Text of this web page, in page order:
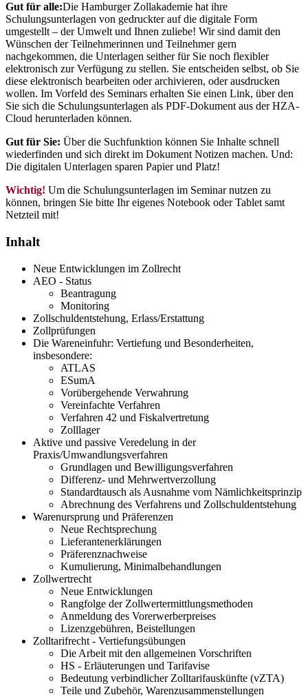
Gut für alle:Die Hamburger Zollakademie hat ihre
Schulungsunterlagen von gedruckter auf die digitale Form
umgestellt – der Umwelt und Ihnen zuliebe! Wir sind damit den
Wünschen der Teilnehmerinnen und Teilnehmer gern
nachgekommen, die Unterlagen seither für Sie noch flexibler
elektronisch zur Verfügung zu stellen. Sie entscheiden selbst, ob Sie
diese elektronisch bearbeiten oder archivieren, oder ausdrucken
wollen. Im Vorfeld des Seminars erhalten Sie einen Link, über den
Sie sich die Schulungsunterlagen als PDF-Dokument aus der HZA-
Cloud herunterladen können.
Gut für Sie: Über die Suchfunktion können Sie Inhalte schnell
wiederfinden und sich direkt im Dokument Notizen machen. Und:
Die digitalen Unterlagen sparen Papier und Platz!
Wichtig! Um die Schulungsunterlagen im Seminar nutzen zu
können, bringen Sie bitte Ihr eigenes Notebook oder Tablet samt
Netzteil mit!
Inhalt
Neue Entwicklungen im Zollrecht
AEO - Status
Beantragung
Monitoring
Zollschuldentstehung, Erlass/Erstattung
Zollprüfungen
Die Wareneinfuhr: Vertiefung und Besonderheiten,
insbesondere:
ATLAS
ESumA
Vorübergehende Verwahrung
Vereinfachte Verfahren
Verfahren 42 und Fiskalvertretung
Zolllager
Aktive und passive Veredelung in der
Praxis/Umwandlungsverfahren
Grundlagen und Bewilligungsverfahren
Differenz- und Mehrwertverzollung
Standardtausch als Ausnahme vom Nämlichkeitsprinzip
Abrechnung des Verfahrens und Zollschuldentstehung
Warenursprung und Präferenzen
Neue Rechtsprechung
Lieferantenerklärungen
Präferenznachweise
Kumulierung, Minimalbehandlungen
Zollwertrecht
Neue Entwicklungen
Rangfolge der Zollwertermittlungsmethoden
Anmeldung des Vorerwerberpreises
Lizenzgebühren, Beistellungen
Zolltarifrecht - Vertiefungsübungen
Die Arbeit mit den allgemeinen Vorschriften
HS - Erläuterungen und Tarifavise
Bedeutung verbindlicher Zolltarifauskünfte (vZTA)
Teile und Zubehör, Warenzusammenstellungen